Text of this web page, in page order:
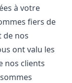
à votre
fiers de
de nos
ont valu les
nos clients